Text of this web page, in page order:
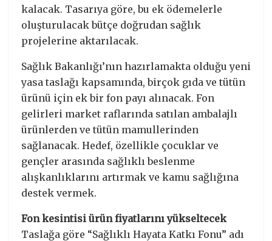
kalacak. Tasarıya göre, bu ek ödemelerle
oluşturulacak bütçe doğrudan sağlık
projelerine aktarılacak.
Sağlık Bakanlığı’nın hazırlamakta olduğu yeni
yasa taslağı kapsamında, birçok gıda ve tütün
ürünü için ek bir fon payı alınacak. Fon
gelirleri market raflarında satılan ambalajlı
ürünlerden ve tütün mamullerinden
sağlanacak. Hedef, özellikle çocuklar ve
gençler arasında sağlıklı beslenme
alışkanlıklarını artırmak ve kamu sağlığına
destek vermek.
Fon kesintisi ürün fiyatlarını yükseltecek
Taslağa göre “Sağlıklı Hayata Katkı Fonu” adı